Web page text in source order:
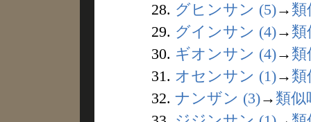
28. グヒンサン (5)→ 類
29. グインサン (4)→ 類
30. ギオンサン (4)→ 類
31. オセンサン (1)→ 類
32. ナンザン (3)→ 類似